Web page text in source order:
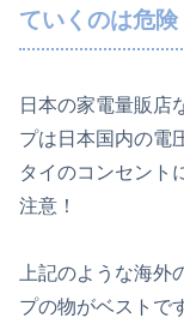
ていくのは危険
日本の家電量販店
プは日本国内の電
タイのコンセント
注意！
上記のような海
プの物がベストで